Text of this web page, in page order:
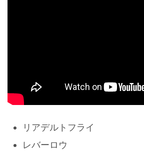
リアデルトフライ
レバーロウ